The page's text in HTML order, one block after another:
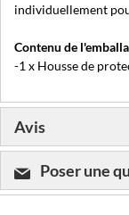
individuellement
Contenu de
-1 x Housse de
Avis
Poser une